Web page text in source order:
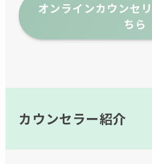
オンラインカウンセ
ちら
カウンセラー紹介